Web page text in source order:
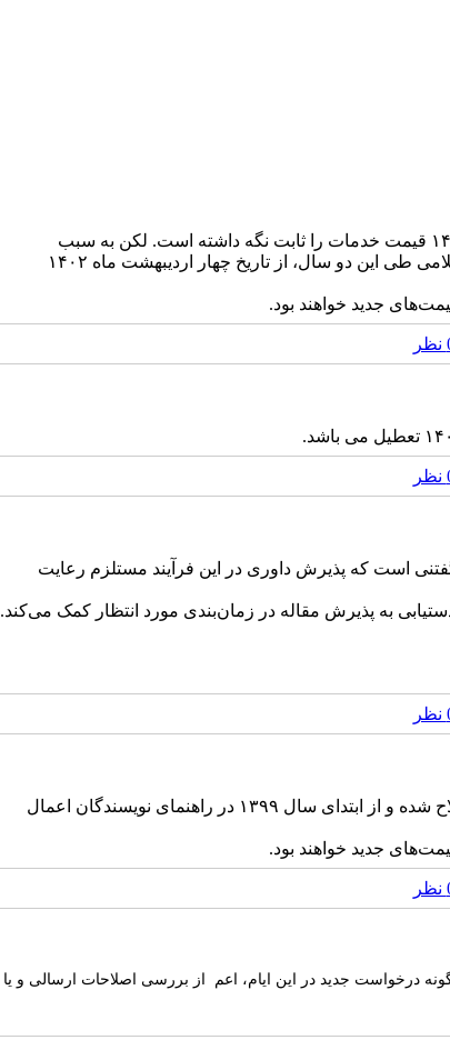
بدینوسیله به اطلاع محققین و پژوهش‌گران گرامی می‌رساند مجله مطالعات ناتوانی در راستای کمک به انتشار پژوهش‌های حوزهٔ ناتوانی، از سال ۱۴۰۰ قیمت خدمات را ثابت نگه داشته است. لکن به سبب
افزایش قیمت‌ها طی دو سال گذشته، ناگزیر به افزایش قیمت در سال ۱۴۰۲ است. قیمت‌های جدید با نرخی کمتر از پنجاه درصد نرخ تورم رسمی اعلامی طی این دو سال، از تاریخ چهار اردیبهشت ماه ۱۴۰۲
جدید خواهند بود.
ماه ۱۴۰۰ مجدداً امکان درخواست داوری فوری (۱۰ روزه) فراهم شده است. گفتنی است که پذیرش داوری در این فرآیند مستلزم رعایت
به پذیرش مقاله در زمان‌بندی مورد انتظار کمک می‌کند.
بدینوسیله به اطلاع محققین و پژوهش‌گران گرامی می‌رساند که قیمت‌های سال ۱۳۹۹ برای بررسی و انتشار مقالات، براساس نرخ تورم رسمی اصلاح شده و از ابتدای سال ۱۳۹۹ در راهنمای نویسندگان اعمال
جدید خواهند بود.
می‌رساند که تعطیلات نوروزی مجلهٔ مطالعات ناتوانی از ۲۵ اسفند ماه ۱۳۹۸ لغایت ۱۵فروردین ماه ۱۳۹۹ خواهد بود. هرگونه درخواست جدید در این ایام، اعم از بررسی اصلاحات ارسالی و یا